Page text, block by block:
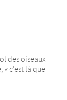
des oiseaux
c’est là que